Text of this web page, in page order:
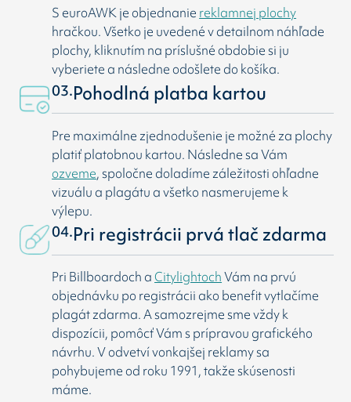
S euroAWK je objednanie reklamnej plochy
hračkou. Všetko je uvedené v detailnom náhľade
plochy, kliknutím na príslušné obdobie si ju
vyberiete a následne odošlete do košíka.
03.Pohodlná platba kartou
Pre maximálne zjednodušenie je možné za plochy
platiť platobnou kartou. Následne sa Vám
ozveme, spoločne doladíme záležitosti ohľadne
vizuálu a plagátu a všetko nasmerujeme k
výlepu.
04.Pri registrácii prvá tlač zdarma
Pri Billboardoch aCitylightochVám na prvú
objednávku po registrácii ako benefit vytlačíme
plagát zdarma. A samozrejme sme vždy k
dispozícii, pomôcť Vám s prípravou grafického
návrhu. V odvetví vonkajšej reklamy sa
pohybujeme od roku 1991, takže skúsenosti
máme.